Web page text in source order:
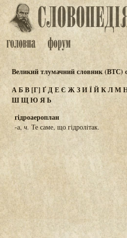
Великий тлумачний словник (ВТС)
АБВ[Г] ҐДЕЄ ЖЗИЇЙКЛМ
ШЩЮЯЬ
гідроаероплан
-а, ч. Те саме, що гідролітак.